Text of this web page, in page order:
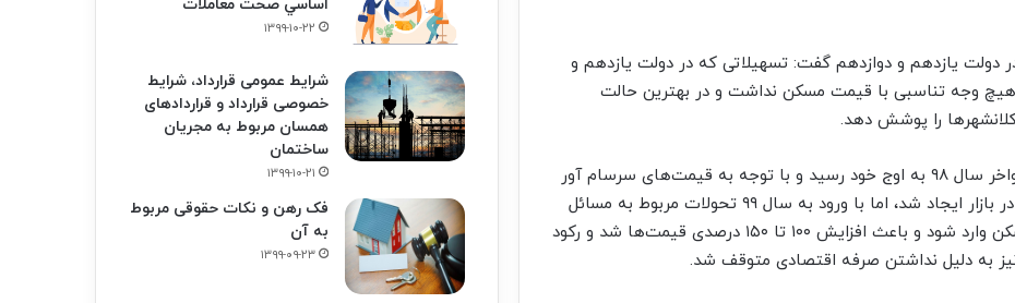
یازدهم و دوازدهم گفت: تسهیلاتی که در دولت یازدهم و
هیچ وجه تناسبی با قیمت مسکن نداشت و در بهترین حالت
کارشناس بازار مسکن تصریح کرد: قیمت‌ها تا اواخر سال ۹۸ به اوج خود رسید و با توجه به قیمت‌های سرسام آور
شاهد رکود در بازار بودیم و بعد از مدتی تعادلی در بازار ایجاد شد، اما با ورود به سال ۹۹ تحولات مربوط به مسائل
بین المللی باعث شد تا شوک دیگری به بازار مسکن وارد شود و باعث افزایش ۱۰۰ تا ۱۵۰ درصدی قیمت‌ها شد و رکود
به دلیل نداشتن صرفه اقتصادی متوقف شد.
اساسي صحت معاملات
۱۳۹۹-۱۰-۲۲
شرایط عمومی قرارداد، شرایط
خصوصی قرارداد و قراردادهای
همسان مربوط به مجریان
ساختمان
۱۳۹۹-۱۰-۲۱
فک‌ رهن و نکات حقوقی مربوط
به آن
۱۳۹۹-۰۹-۲۳